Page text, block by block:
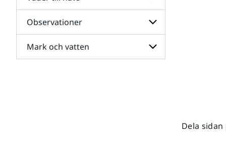
för
Radar
och
satellit
Undersidor
för
Väder
till
havs
Observationer
Undersidor
för
Mark och vatten
Dela sidan